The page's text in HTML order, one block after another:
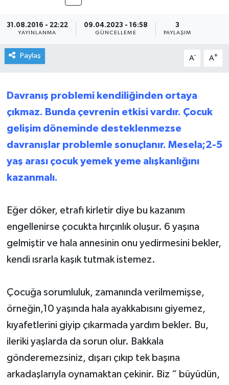
31.08.2016 - 22:22
YAYINLANMA
09.04.2023 - 16:58
GÜNCELLEME
3
PAYLAŞIM
Paylaş A- A+
Davranış problemi kendiliğinden ortaya
çıkmaz. Bunda çevrenin etkisi vardır. Çocuk
gelişim döneminde desteklenmezse
davranışlar problemle sonuçlanır. Mesela;2-5
yaş arası çocuk yemek yeme alışkanlığını
kazanmalı.
Eğer döker, etrafı kirletir diye bu kazanım
engellenirse çocukta hırçınlık oluşur. 6 yaşına
gelmiştir ve hala annesinin onu yedirmesini bekler,
kendi ısrarla kaşık tutmak istemez.
Çocuğa sorumluluk, zamanında verilmemişse,
örneğin,10 yaşında hala ayakkabısını giyemez,
kıyafetlerini giyip çıkarmada yardım bekler. Bu,
ileriki yaşlarda da sorun olur. Bakkala
gönderemezsiniz, dışarı çıkıp tek başına
arkadaşlarıyla oynamaktan çekinir. Biz “ büyüdün,